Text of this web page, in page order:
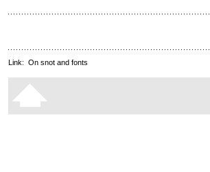
Link: On snot and fonts